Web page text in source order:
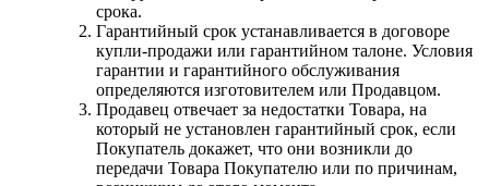
срока.
Гарантийный срок устанавливается в договоре
купли-продажи или гарантийном талоне. Условия
гарантии и гарантийного обслуживания
определяются изготовителем или Продавцом.
Продавец отвечает за недостатки Товара, на
который не установлен гарантийный срок, если
Покупатель докажет, что они возникли до
передачи Товара Покупателю или по причинам,